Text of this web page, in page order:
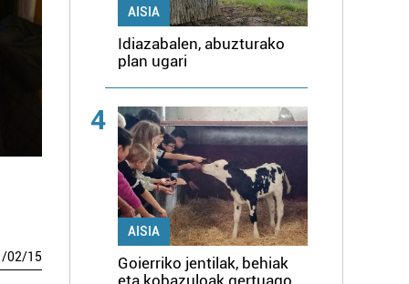
/02/15
AISIA
Idiazabalen, abuzturako
plan ugari
4
AISIA
Goierriko jentilak, behiak